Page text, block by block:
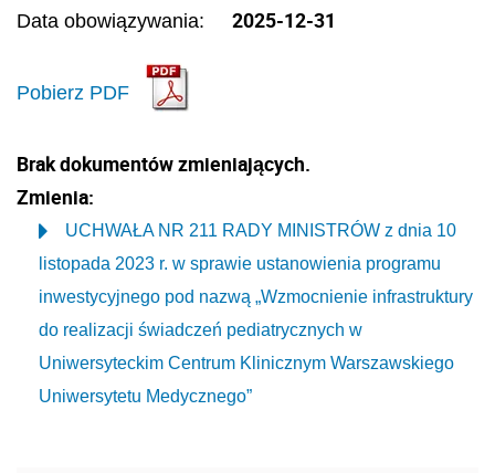
Data obowiązywania: 2025-12-31
Pobierz PDF
Brak dokumentów zmieniających.
Zmienia:
UCHWAŁA NR 211 RADY MINISTRÓW z dnia 10
listopada 2023 r. w sprawie ustanowienia programu
inwestycyjnego pod nazwą „Wzmocnienie infrastruktury
do realizacji świadczeń pediatrycznych w
Uniwersyteckim Centrum Klinicznym Warszawskiego
Uniwersytetu Medycznego”